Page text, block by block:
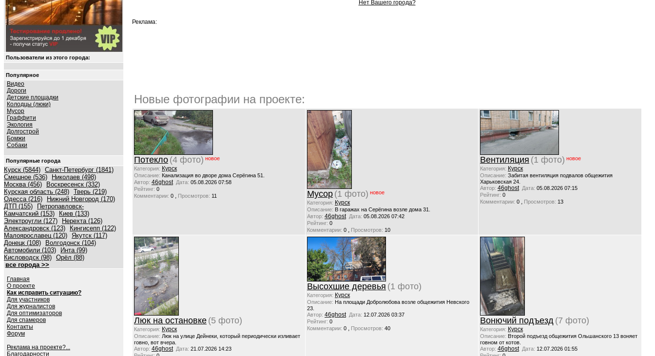
Пользователи из этого города:
Популярное
Видео
Дороги
Детские площадки
Колодцы (люки)
Мусор
Граффити
Экология
Долгострой
Бомжи
Собаки
Популярные города
Курск (5844) Санкт-Петербург (1841)
Смешное (536)
Николаев (498)
Москва (456)
Воскресенск (332)
Курская область (248) Тверь (219)
Одесса (216)
Нижний Новгород (170)
ДТП (155)
Петропавловск-
Камчатский (153)
Киев (133)
Электроугли (127)
Нерехта (126)
Александровск (123)
Кингисепп (122)
Малоярославец (120) Якутск (117)
Донецк (108)
Волгодонск (104)
Автомобили (103)
Инта (99)
Кисловодск (98) Орёл (88)
все города >>
Главная
О проекте
Как исправить ситуацию?
Для участников
Для журналистов
Для оптимизаторов
Для спамеров
Контакты
Форум
Реклама на проекте?...
Благодарности
Нет Вашего города?
Реклама:
Новые фотографии на проекте:
Потекло (4 фото) новое
Категория: Курск
Описание: Канализация во дворе дома Серёгина 51.
Автор: 46ghost Дата: 05.08.2026 07:58
Рейтинг: 0
Комментарии: 0 , Просмотров: 11 Мусор (1 фото) новое
Категория: Курск
Описание: В гаражах на Серёгина возле дома 31.
Автор: 46ghost Дата: 05.08.2026 07:42
Рейтинг: 0
Комментарии: 0 , Просмотров: 10
Вентиляция (1 фото) новое
Категория: Курск
Описание: Забитая вентиляция подвалов общежития
Харьковская 24.
Автор: 46ghost Дата: 05.08.2026 07:15
Рейтинг: 0
Комментарии: 0 , Просмотров: 13
Люк на остановке (5 фото)
Категория: Курск
Описание: Люк на улице Дейнеки, который периодически изливает
говно, вот вчера.
Автор: 46ghost Дата: 21.07.2026 14:23
Высохшие деревья (1 фото)
Категория: Курск
Описание: На площади Добролюбова возле общежития Невского
23.
Автор: 46ghost Дата: 12.07.2026 03:37
Рейтинг: 0
Комментарии: 0 , Просмотров: 40
Вонючий подъезд (7 фото)
Категория: Курск
Описание: Второй подъезд общежития Ольшанского 13 воняет
говном от котов.
Автор: 46ghost Дата: 12.07.2026 01:55